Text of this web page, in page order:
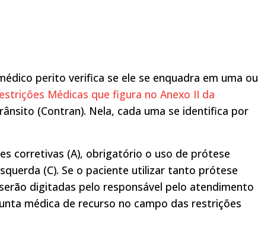
perito verifica se ele se enquadra em uma ou
Médicas que figura no Anexo II da
(Contran). Nela, cada uma se identifica por
corretivas (A), obrigatório o uso de prótese
(C). Se o paciente utilizar tanto prótese
digitadas pelo responsável pelo atendimento
médica de recurso no campo das restrições